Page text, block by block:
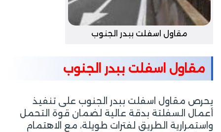
مقاول اسفلت ببدر الجنوب
مقاول اسفلت ببدر الجنوب
يحرص مقاول اسفلت ببدر الجنوب على تنفيذ
أعمال السفلتة بدقة عالية لضمان قوة التحمل
واستمرارية الطريق لفترات طويلة، مع الاهتمام